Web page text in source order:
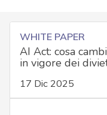
WHITE PAPER
AI Act: cosa
in vigore dei
17 Dic 2025